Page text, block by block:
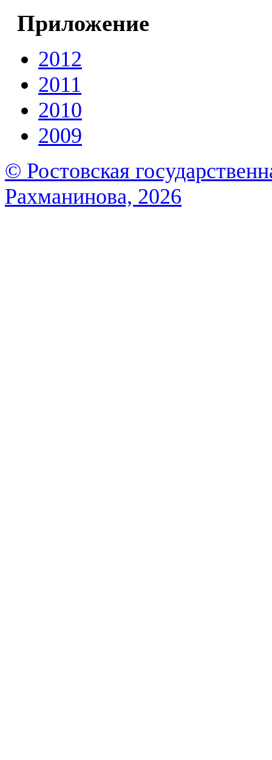
Приложение
2012
2011
2010
2009
© Ростовская
Рахманинова, 2026